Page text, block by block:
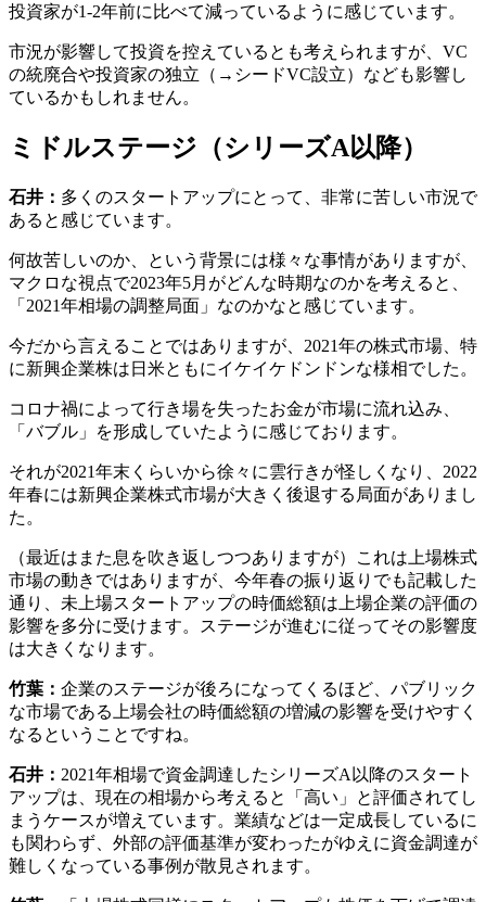
投資家が1-2年前に比べて減っているように感じています。
市況が影響して投資を控えているとも考えられますが、VC
の統廃合や投資家の独立（→シードVC設立）なども影響し
ているかもしれません。
ミドルステージ（シリーズA以降）
石井： 多くのスタートアップにとって、非常に苦しい市況で
あると感じています。
何故苦しいのか、という背景には様々な事情がありますが、
マクロな視点で2023年5月がどんな時期なのかを考えると、
「2021年相場の調整局面」なのかなと感じています。
今だから言えることではありますが、2021年の株式市場、特
に新興企業株は日米ともにイケイケドンドンな様相でした。
コロナ禍によって行き場を失ったお金が市場に流れ込み、
「バブル」を形成していたように感じております。
それが2021年末くらいから徐々に雲行きが怪しくなり、2022
年春には新興企業株式市場が大きく後退する局面がありまし
た。
（最近はまた息を吹き返しつつありますが）これは上場株式
市場の動きではありますが、今年春の振り返りでも記載した
通り、未上場スタートアップの時価総額は上場企業の評価の
影響を多分に受けます。ステージが進むに従ってその影響度
は大きくなります。
竹葉： 企業のステージが後ろになってくるほど、パブリック
な市場である上場会社の時価総額の増減の影響を受けやすく
なるということですね。
石井： 2021年相場で資金調達したシリーズA以降のスタート
アップは、現在の相場から考えると「高い」と評価されてし
まうケースが増えています。業績などは一定成長しているに
も関わらず、外部の評価基準が変わったがゆえに資金調達が
難しくなっている事例が散見されます。